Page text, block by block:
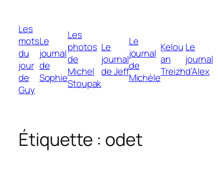
contenu
Les
mots
du
jour
de
Guy
Le
journal
de
Sophie
Les
photos
de
Michel
Stoupak
Le
journal
de Jeff
Le
journal
de
Michèle
Kelou
an
Treizh
Le
journal
d’Alex
Étiquette : odet